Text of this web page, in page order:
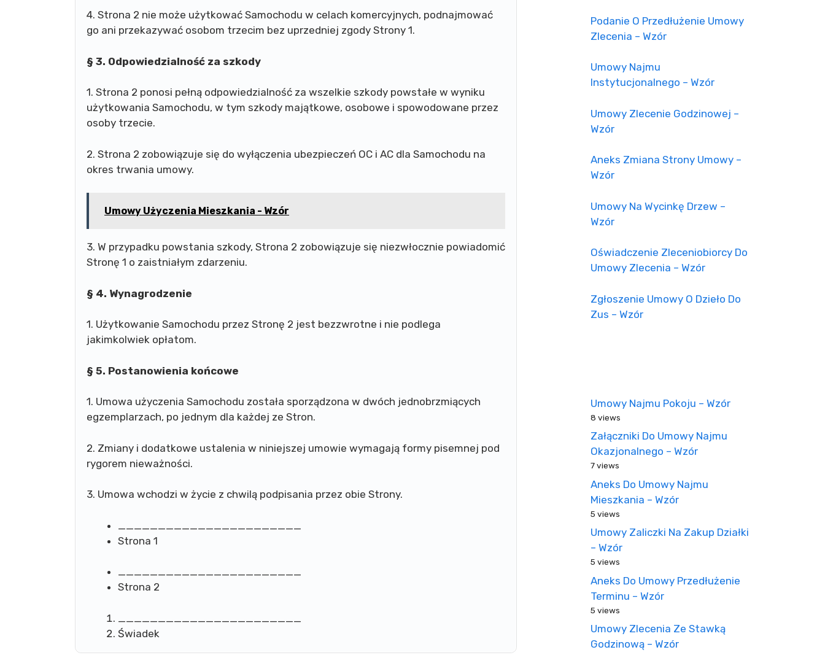
4. Strona 2 nie może użytkować Samochodu w celach komercyjnych, podnajmować
go ani przekazywać osobom trzecim bez uprzedniej zgody Strony 1.
§ 3. Odpowiedzialność za szkody
1. Strona 2 ponosi pełną odpowiedzialność za wszelkie szkody powstałe w wyniku
użytkowania Samochodu, w tym szkody majątkowe, osobowe i spowodowane przez
osoby trzecie.
2. Strona 2 zobowiązuje się do wyłączenia ubezpieczeń OC i AC dla Samochodu na
okres trwania umowy.
Umowy Użyczenia Mieszkania - Wzór
3. W przypadku powstania szkody, Strona 2 zobowiązuje się niezwłocznie powiadomić
Stronę 1 o zaistniałym zdarzeniu.
§ 4. Wynagrodzenie
1. Użytkowanie Samochodu przez Stronę 2 jest bezzwrotne i nie podlega
jakimkolwiek opłatom.
§ 5. Postanowienia końcowe
1. Umowa użyczenia Samochodu została sporządzona w dwóch jednobrzmiących
egzemplarzach, po jednym dla każdej ze Stron.
2. Zmiany i dodatkowe ustalenia w niniejszej umowie wymagają formy pisemnej pod
rygorem nieważności.
3. Umowa wchodzi w życie z chwilą podpisania przez obie Strony.
Strona 1
_______________________
Strona 2
Świadek
Podanie O Przedłużenie Umowy
Zlecenia – Wzór
Umowy Najmu
Instytucjonalnego – Wzór
Umowy Zlecenie Godzinowej –
Wzór
Aneks Zmiana Strony Umowy –
Wzór
Umowy Na Wycinkę Drzew –
Wzór
Oświadczenie Zleceniobiorcy Do
Umowy Zlecenia – Wzór
Zgłoszenie Umowy O Dzieło Do
Zus – Wzór
Umowy Najmu Pokoju – Wzór
8 views
Załączniki Do Umowy Najmu
Okazjonalnego – Wzór
7 views
Aneks Do Umowy Najmu
Mieszkania – Wzór
5 views
Umowy Zaliczki Na Zakup Działki
– Wzór
5 views
Aneks Do Umowy Przedłużenie
Terminu – Wzór
5 views
Umowy Zlecenia Ze Stawką
Godzinową – Wzór